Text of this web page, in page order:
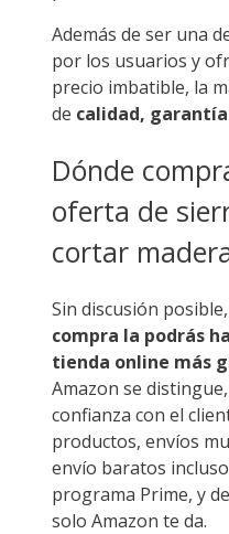
Además de ser una
por los usuarios y
precio imbatible, la
de calidad,
Dónde
oferta de
cortar
Sin discusión posible,
compra la podrás
tienda online más
Amazon se
confianza con el
productos, envíos
envío baratos
programa Prime, y
solo Amazon te da.